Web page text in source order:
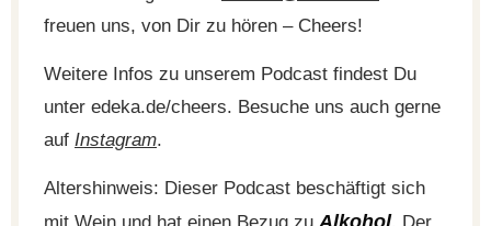
freuen uns, von Dir zu hören – Cheers!
Weitere Infos zu unserem Podcast findest Du
unter edeka.de/cheers. Besuche uns auch gerne
auf Instagram.
Altershinweis: Dieser Podcast beschäftigt sich